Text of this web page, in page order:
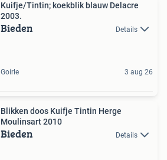
Kuifje/Tintin; koekblik blauw Delacre
2003.
Bieden Details
Goirle 3 aug 26
Blikken doos Kuifje Tintin Herge
Moulinsart 2010
Bieden Details